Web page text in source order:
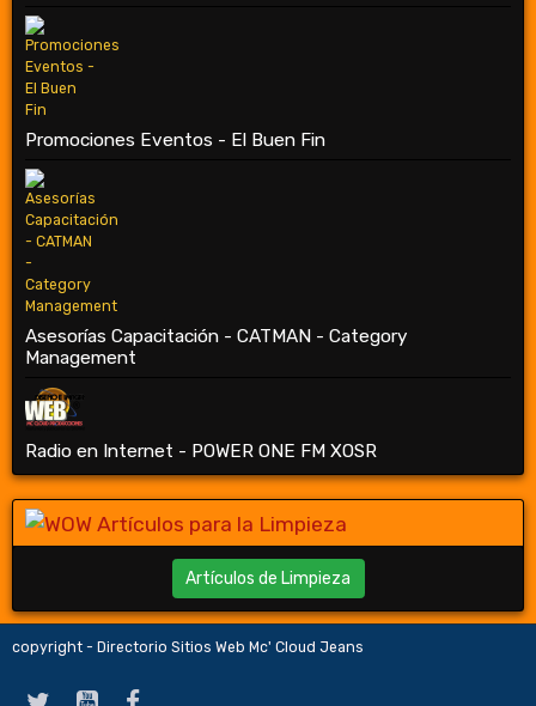
Promociones Eventos - El Buen Fin
Asesorías Capacitación - CATMAN - Category
Management
Radio en Internet - POWER ONE FM XOSR
Artículos de Limpieza
copyright - Directorio Sitios Web Mc' Cloud Jeans